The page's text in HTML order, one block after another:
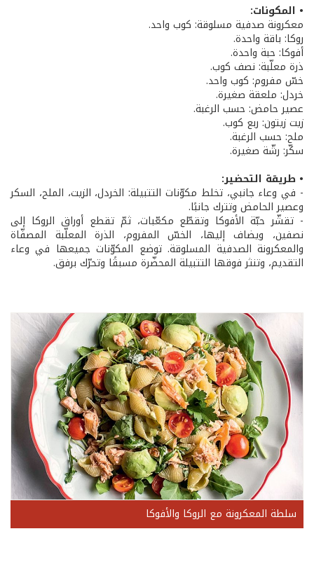
• المكونات:
معكرونة صدفية مسلوقة: كوب واحد.
روكا: باقة واحدة.
أفوكا: حبة واحدة.
ذرة معلّبة: نصف كوب.
خسّ مفروم: كوب واحد.
خردل: ملعقة صغيرة.
عصير حامض: حسب الرغبة.
زيت زيتون: ربع كوب.
ملح: حسب الرغبة.
سكّر: رشّة صغيرة.
• طريقة التحضير:
- في وعاء جانبي، تخلط مكوّنات التتبيلة: الخردل، الزيت، الملح، السكر
وعصير الحامض وتترك جانبًا.
- تقشّر حبّة الأفوكا وتقطّع مكعّبات، ثمّ تقطع أوراق الروكا إلى
نصفين، ويضاف إليها، الخسّ المفروم، الذرة المعلّبة المصفّاة
والمعكرونة الصدفية المسلوقة. توضع المكوّنات جميعها في وعاء
التقديم، وتنثر فوقها التتبيلة المحضّرة مسبقًا وتحرّك برفق.
سلطة المعكرونة مع الروكا والأفوكا